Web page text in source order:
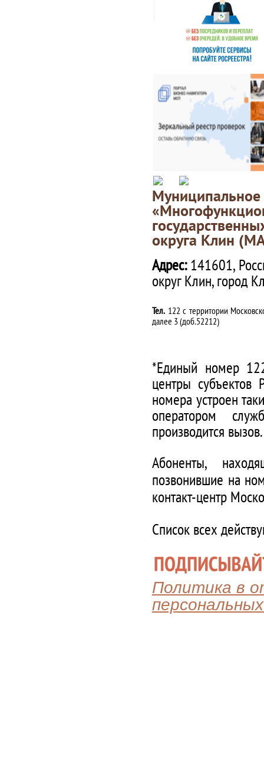
округа Клин
Адрес:141601,
округ Клин, город
Тел. 122 с территории
далее 3 (доб.52212)
*Единый номер
центры субъектов
номера устроен
оператором
производится вызов.
Абоненты,
позвонившие на
контакт-центр
Список всех
Политика в